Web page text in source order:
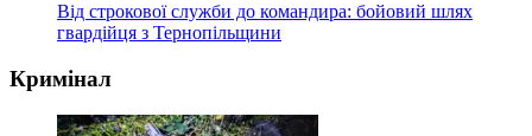
Від строкової служби до командира: бойовий шлях
гвардійця з Тернопільщини
Кримінал